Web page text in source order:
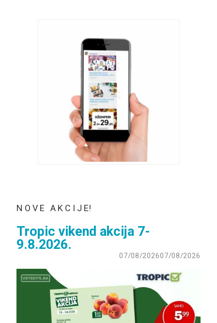
N O V E A K C I J E!
Tropic vikend akcija 7-
9.8.2026.
07/08/202607/08/2026